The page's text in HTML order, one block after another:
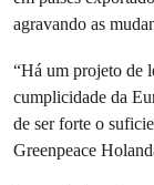
agravando as
“Há um projeto de
cumplicidade da
de ser forte o
Greenpeace